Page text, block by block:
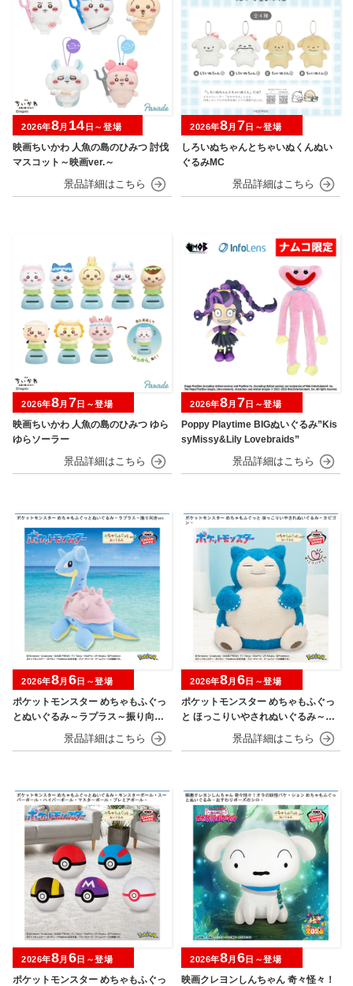
映画ちいかわ 人魚の島のひみつ 討伐
マスコット～映画ver.～
2026年8月 14 日～登場
しろいぬちゃんとちゃいぬくんぬい
ぐるみMC
2026年8月 7日～登場
映画ちいかわ 人魚の島のひみつ ゆら
ゆらソーラー
2026年8月 7日～登場
Poppy Playtime BIGぬいぐるみ”Kis
syMissy&Lily Lovebraids”
2026年8月 7日～登場
ポケットモンスター めちゃもふぐっ
とぬいぐるみ～ラプラス～振り向きv
2026年8月 6 日～登場
ポケットモンスター めちゃもふぐっ
と ほっこりいやされぬいぐるみ～カ
2026年8月 6 日～登場
ポケットモンスター めちゃもふぐっ
2026年8月 6日～登場
映画クレヨンしんちゃん 奇々怪々！
2026年8月 6日～登場